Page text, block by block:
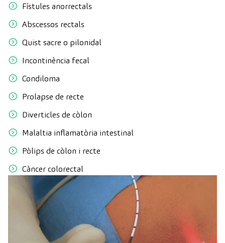
Fístules anorrectals
Abscessos rectals
Quist sacre o pilonidal
Incontinència fecal
Condiloma
Prolapse de recte
Diverticles de còlon
Malaltia inflamatòria intestinal
Pòlips de còlon i recte
Càncer colorectal